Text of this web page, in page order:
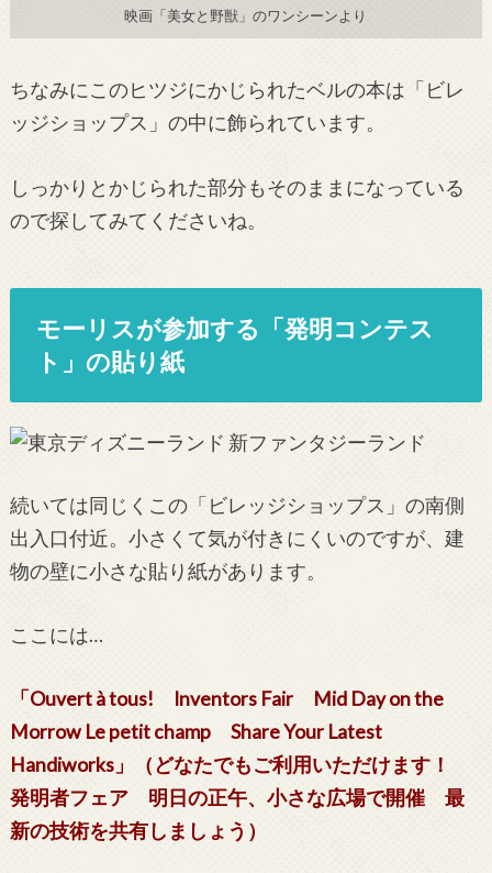
映画「美女と野獣」のワンシーンより
ちなみにこのヒツジにかじられたベルの本は「ビレ
ッジショップス」の中に飾られています。
しっかりとかじられた部分もそのままになっている
ので探してみてくださいね。
モーリスが参加する「発明コンテス
ト」の貼り紙
続いては同じくこの「ビレッジショップス」の南側
出入口付近。小さくて気が付きにくいのですが、建
物の壁に小さな貼り紙があります。
ここには…
「Ouvert à tous! Inventors Fair Mid Day on the
Morrow Le petit champ Share Your Latest
Handiworks」（どなたでもご利用いただけます！
発明者フェア 明日の正午、小さな広場で開催 最
新の技術を共有しましょう）